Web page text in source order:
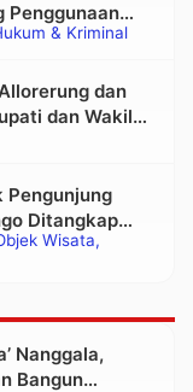
& Kriminal
Penggunaan
Adat
dan
dan Wakil
Wisata
Pengunjung
Ditangkap
Nanggala,
Bangun